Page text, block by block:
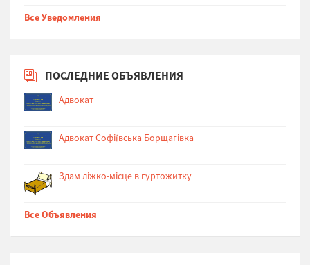
Все Уведомления
ПОСЛЕДНИЕ ОБЪЯВЛЕНИЯ
Адвокат
Адвокат Софіївська Борщагівка
Здам ліжко-місце в гуртожитку
Все Объявления